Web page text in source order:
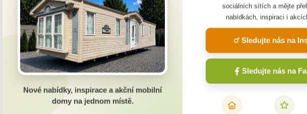
Máte
dom?
alebo sa
Meno a priezvisko
povoliť aj voliteľné cookies. Kliknutím na nasledujúce tlačidlo ich zapnete.
Nastavenie Súhlasím
Nové nabídky, inspirace a akční mobilní
domy na jednom místě.
sociálních sítích a mějte
nabídkách, inspiraci i
Sledujte nás na
Sledujte nás na